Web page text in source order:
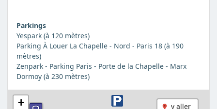
Parkings
Yespark (à 120 mètres)
Parking À Louer La Chapelle - Nord - Paris 18 (à 190
mètres)
Zenpark - Parking Paris - Porte de la Chapelle - Marx
Dormoy (à 230 mètres)
y aller
+